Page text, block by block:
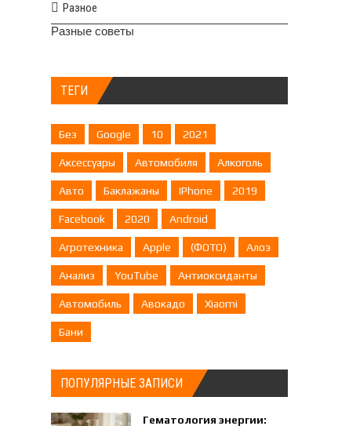
Разное
Разные советы
ТЕГИ
Без Google 10 2021
Аксессуары Автомобиля Алкоголь
Авто Баклажаны IPhone 2019
Facebook 2020 Android
Агротехника Apple (ФОТО) Алоэ
Анализ YouTube Антиоксиданты
Автомобиль Авокадо Xiaomi
Бани
ПОПУЛЯРНЫЕ ЗАПИСИ
Гематология энергии: